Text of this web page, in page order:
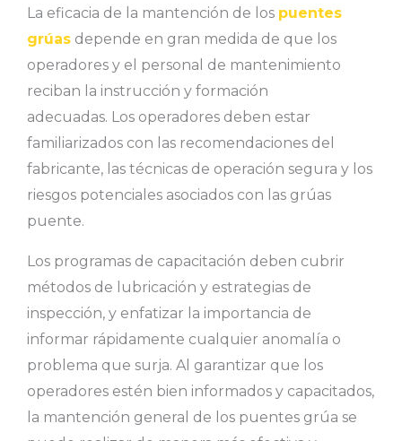
La eficacia de la mantención de los puentes
grúas depende en gran medida de que los
operadores y el personal de mantenimiento
reciban la instrucción y formación
adecuadas. Los operadores deben estar
familiarizados con las recomendaciones del
fabricante, las técnicas de operación segura y los
riesgos potenciales asociados con las grúas
puente.
Los programas de capacitación deben cubrir
métodos de lubricación y estrategias de
inspección, y enfatizar la importancia de
informar rápidamente cualquier anomalía o
problema que surja. Al garantizar que los
operadores estén bien informados y capacitados,
la mantención general de los puentes grúa se